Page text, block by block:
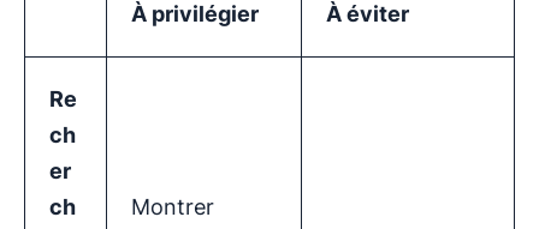
À privilégier À éviter
Re
ch
er
ch
Montrer